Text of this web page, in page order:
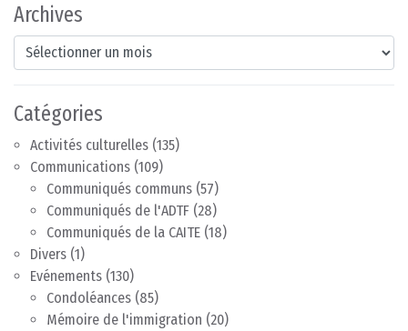
Archives
Archives
Catégories
Activités culturelles (135)
Communications (109)
Communiqués communs (57)
Communiqués de l'ADTF (28)
Communiqués de la CAITE (18)
Divers (1)
Evénements (130)
Condoléances (85)
Mémoire de l'immigration (20)